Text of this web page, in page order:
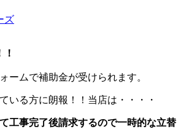
ズ
ームで補助金が受けられます。
いる方に朗報！！当店は・・・・
工事完了後請求するので一時的な立替